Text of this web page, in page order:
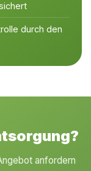
durch den
anfordern